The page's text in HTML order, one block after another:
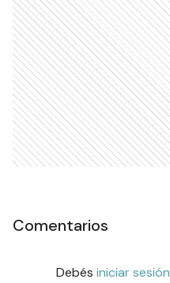
Comentarios
Debés iniciar sesión